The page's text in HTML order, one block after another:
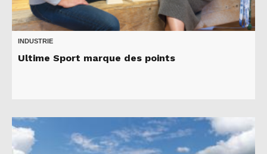
INDUSTRIE
Ultime Sport marque des points